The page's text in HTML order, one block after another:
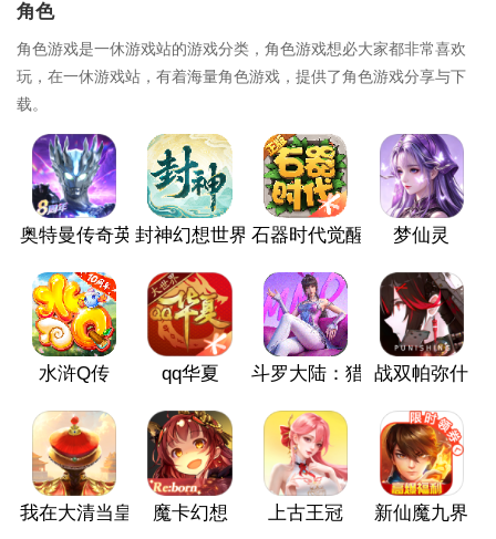
角色
角色游戏是一休游戏站的游戏分类，角色游戏想必大家都非常喜欢
玩，在一休游戏站，有着海量角色游戏，提供了角色游戏分享与下
载。
奥特曼传奇英雄封神幻想世界 石器时代觉醒 梦仙灵
水浒Q传 qq华夏 斗罗大陆：猎魂世界战双帕弥什
我在大清当皇帝 魔卡幻想 上古王冠 新仙魔九界